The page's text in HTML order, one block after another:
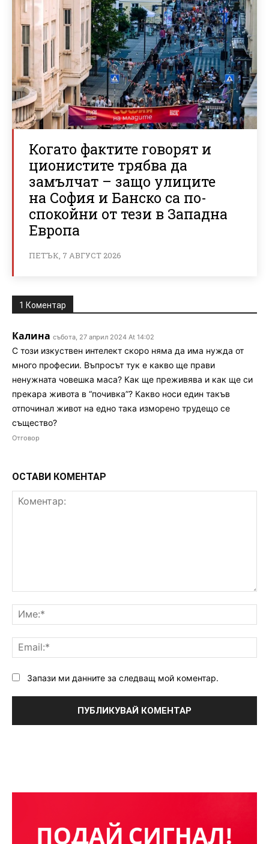
Когато фактите говорят и
ционистите трябва да
замълчат – защо улиците
на София и Банско са по-
спокойни от тези в Западна
Европа
ПЕТЪК, 7 АВГУСТ 2026
1 Коментар
Калина събота, 27 април 2024 At 14:02
С този изкуствен интелект скоро няма да има нужда от
много професии. Въпросът тук е какво ще прави
ненужната човешка маса? Как ще преживява и как ще си
прекара живота в “почивка”? Какво носи един такъв
отпочинал живот на едно така изморено трудещо се
същество?
Отговор
ОСТАВИ КОМЕНТАР
Запази ми данните за следващ мой коментар.